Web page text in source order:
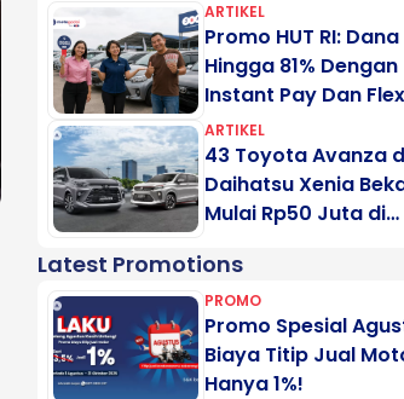
ARTIKEL
Promo HUT RI:
Hingga 81% Dengan
Instant Pay Dan
Pay Motogadai
ARTIKEL
43 Toyota Avanza
Daihatsu Xenia
Mulai Rp50 Juta di
Latest Promotions
PROMO
Promo Spesial
Biaya Titip Jual
Hanya 1%!